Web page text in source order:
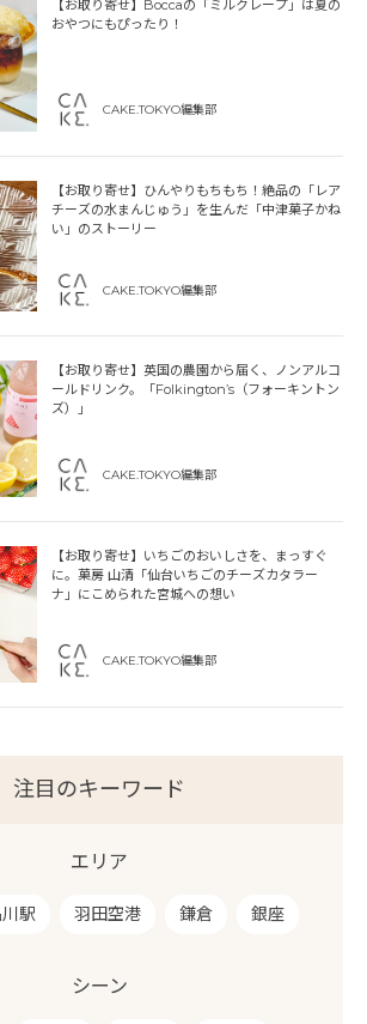
【お取り寄せ】Boccaの「ミルクレープ」は夏の
おやつにもぴったり！
CAKE.TOKYO編集部
【お取り寄せ】ひんやりもちもち！絶品の「レア
チーズの水まんじゅう」を生んだ「中津菓子かね
い」のストーリー
CAKE.TOKYO編集部
【お取り寄せ】英国の農園から届く、ノンアルコ
ールドリンク。「Folkington’s（フォーキントン
ズ）」
CAKE.TOKYO編集部
【お取り寄せ】いちごのおいしさを、まっすぐ
に。菓房 山清「仙台いちごのチーズカタラー
ナ」にこめられた宮城への想い
CAKE.TOKYO編集部
注目のキーワード
エリア
駅 羽田空港 鎌倉 銀座
シーン